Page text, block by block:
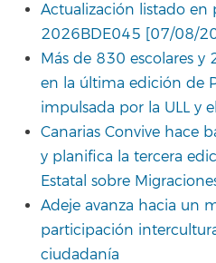
Actualización listado en
2026BDE045 [07/08/
Más de 830 escolares
en la última edición de
impulsada por la ULL y
Canarias Convive hace
y planifica la tercera
Estatal sobre
Adeje avanza hacia un
participación
ciudadanía